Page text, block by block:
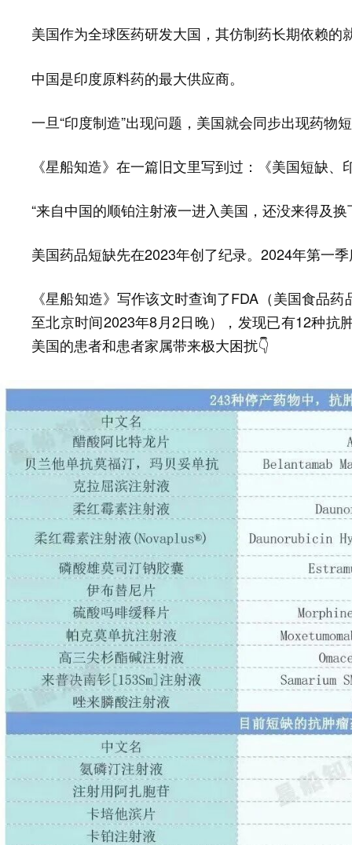
美国作为全球医药研发大国，其仿制药长期依赖的
中国是印度原料药的最大供应商。
一旦“印度制造”出现问题，美国就会同步出现药物
《星船知造》在一篇旧文里写到过：《美国短缺、
“来自中国的顺铂注射液一进入美国，还没来得及
美国药品短缺先在2023年创了纪录。2024年第一
《星船知造》写作该文时查询了FDA（美国食品
至北京时间2023年8月2日晚），发现已有12种抗
美国的患者和患者家属带来极大困扰👇